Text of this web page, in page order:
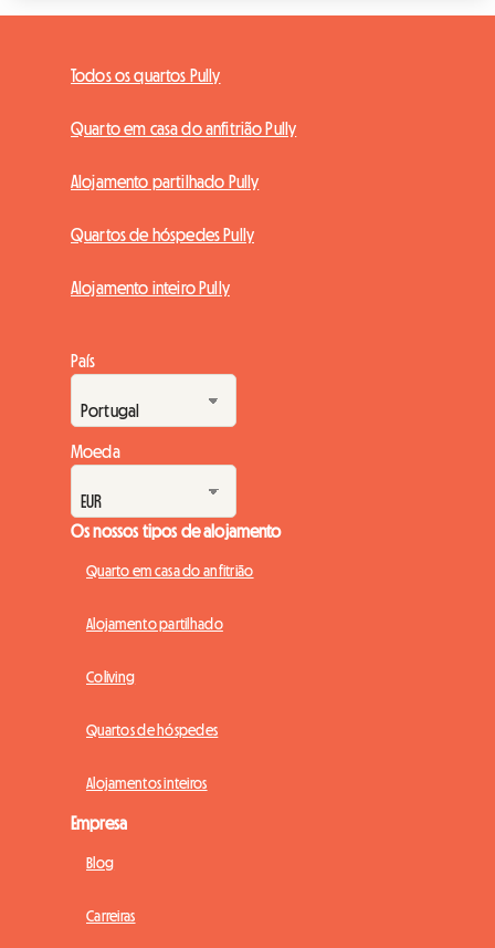
Todos os quartos Pully
Quarto em casa do anfitrião Pully
Alojamento partilhado Pully
Quartos de hóspedes Pully
Alojamento inteiro Pully
País
Moeda
Os nossos tipos de alojamento
Quarto em casa do anfitrião
Alojamento partilhado
Coliving
Quartos de hóspedes
Alojamentos inteiros
Empresa
Blog
Carreiras